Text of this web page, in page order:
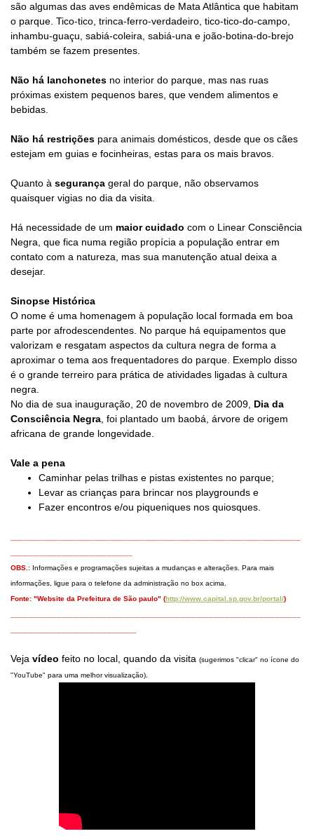
são algumas das aves endêmicas de Mata Atlântica que habitam
o parque. Tico-tico, trinca-ferro-verdadeiro, tico-tico-do-campo,
inhambu-guaçu, sabiá-coleira, sabiá-una e joão-botina-do-brejo
também se fazem presentes.
Não há lanchonetes no interior do parque, mas nas ruas
próximas existem pequenos bares, que vendem alimentos e
bebidas.
Não há restrições para animais domésticos, desde que os cães
estejam em guias e focinheiras, estas para os mais bravos.
Quanto à segurança geral do parque, não observamos
quaisquer vigias no dia da visita.
Há necessidade de um maior cuidado com o Linear Consciência
Negra, que fica numa região propícia a população entrar em
contato com a natureza, mas sua manutenção atual deixa a
desejar.
Sinopse Histórica
O nome é uma homenagem à população local formada em boa
parte por afrodescendentes. No parque há equipamentos que
valorizam e resgatam aspectos da cultura negra de forma a
aproximar o tema aos frequentadores do parque. Exemplo disso
é o grande terreiro para prática de atividades ligadas à cultura
negra.
No dia de sua inauguração, 20 de novembro de 2009, Dia da
Consciência Negra , foi plantado um baobá, árvore de origem
africana de grande longevidade.
Vale a pena
Caminhar pelas trilhas e pistas existentes no parque;
Levar as crianças para brincar nos playgrounds e
Fazer encontros e/ou piqueniques nos quiosques.
OBS. : Informações e programações sujeitas a mudanças e alterações. Para mais
informações, ligue para o telefone da administração no box acima.
Fonte: "Website da Prefeitura de São paulo" (http://www.capital.sp.gov.br/portal/)
Veja vídeo feito no local, quando da visita (sugerimos "clicar" no ícone do
"YouTube" para uma melhor visualização).